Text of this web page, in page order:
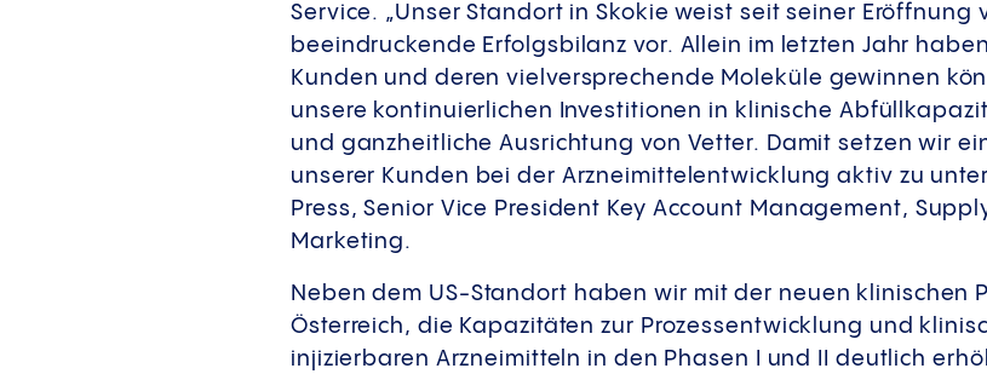
Service. „Unser Standort in Skokie weist seit seiner Eröffnung
beeindruckende Erfolgsbilanz vor. Allein im letzten Jahr
Kunden und deren vielversprechende Moleküle gewinnen
unsere kontinuierlichen Investitionen in klinische
und ganzheitliche Ausrichtung von Vetter. Damit setzen wir
unserer Kunden bei der Arzneimittelentwicklung aktiv zu
Press, Senior Vice President Key Account Management,
Marketing.
Neben dem US-Standort haben wir mit der neuen klinischen
Österreich, die Kapazitäten zur Prozessentwicklung und
injizierbaren Arzneimitteln in den Phasen I und II deutlich